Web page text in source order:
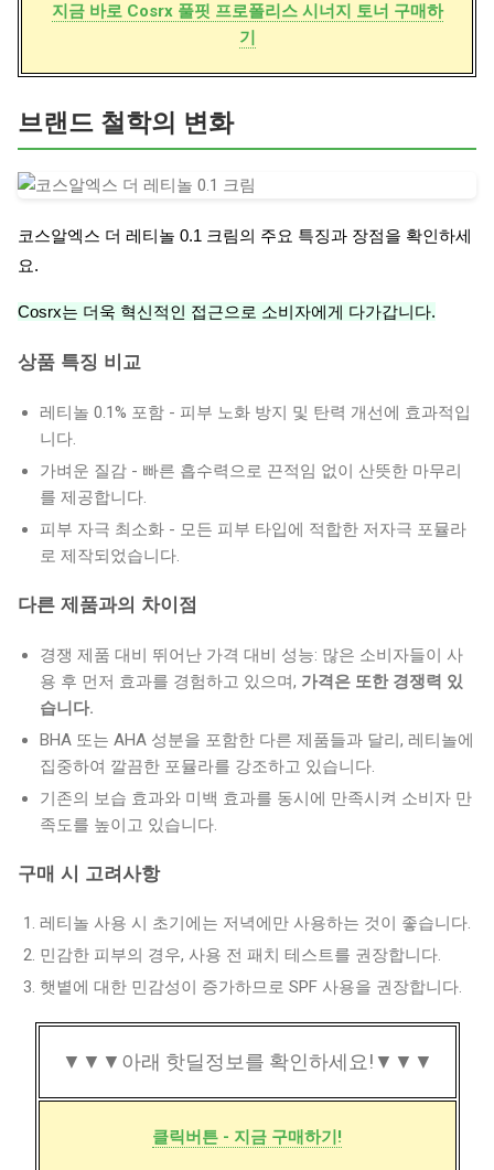
지금 바로 Cosrx 풀핏 프로폴리스 시너지 토너 구매하
기
브랜드 철학의 변화
코스알엑스 더 레티놀 0.1 크림의 주요 특징과 장점을 확인하세
요.
Cosrx는 더욱 혁신적인 접근으로 소비자에게 다가갑니다.
상품 특징 비교
레티놀 0.1% 포함 - 피부 노화 방지 및 탄력 개선에 효과적입
니다.
가벼운 질감 - 빠른 흡수력으로 끈적임 없이 산뜻한 마무리
를 제공합니다.
피부 자극 최소화 - 모든 피부 타입에 적합한 저자극 포뮬라
로 제작되었습니다.
다른 제품과의 차이점
경쟁 제품 대비 뛰어난 가격 대비 성능: 많은 소비자들이 사
용 후 먼저 효과를 경험하고 있으며, 가격은 또한 경쟁력 있
습니다.
BHA 또는 AHA 성분을 포함한 다른 제품들과 달리, 레티놀에
집중하여 깔끔한 포뮬라를 강조하고 있습니다.
기존의 보습 효과와 미백 효과를 동시에 만족시켜 소비자 만
족도를 높이고 있습니다.
구매 시 고려사항
레티놀 사용 시 초기에는 저녁에만 사용하는 것이 좋습니다.
민감한 피부의 경우, 사용 전 패치 테스트를 권장합니다.
햇볕에 대한 민감성이 증가하므로 SPF 사용을 권장합니다.
▼▼▼아래 핫딜정보를 확인하세요!▼▼▼
클릭버튼 - 지금 구매하기!